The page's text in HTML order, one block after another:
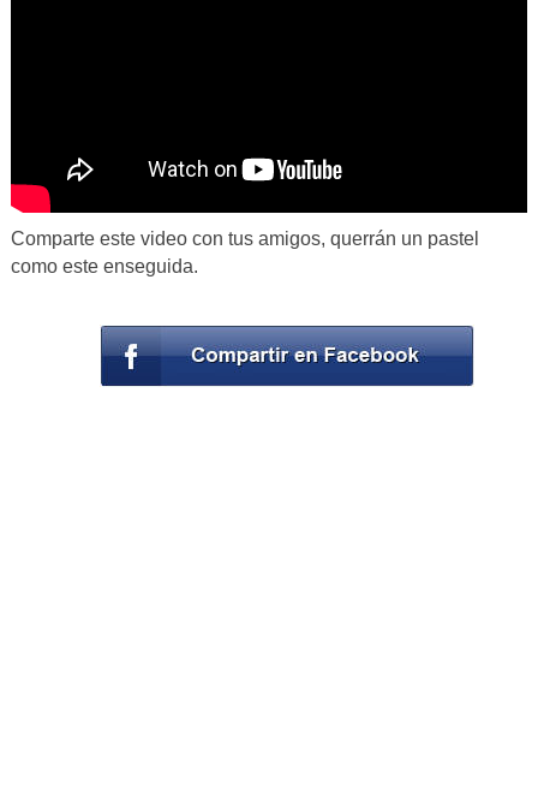
Comparte este video con tus amigos, querrán un pastel
como este enseguida.